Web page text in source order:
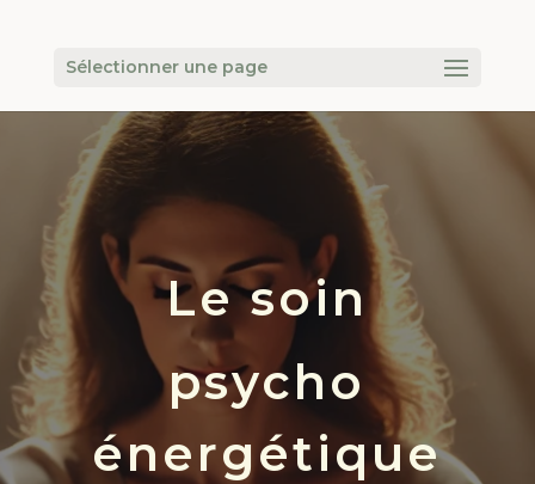
Sélectionner une page
Le soin
psycho
énergétique